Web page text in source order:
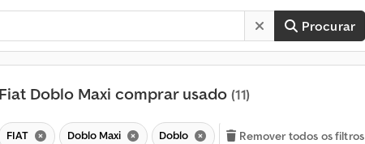
Procurar
Fiat Doblo Maxi comprar usado (11)
FIAT Doblo Maxi Doblo Remover todos os filtros